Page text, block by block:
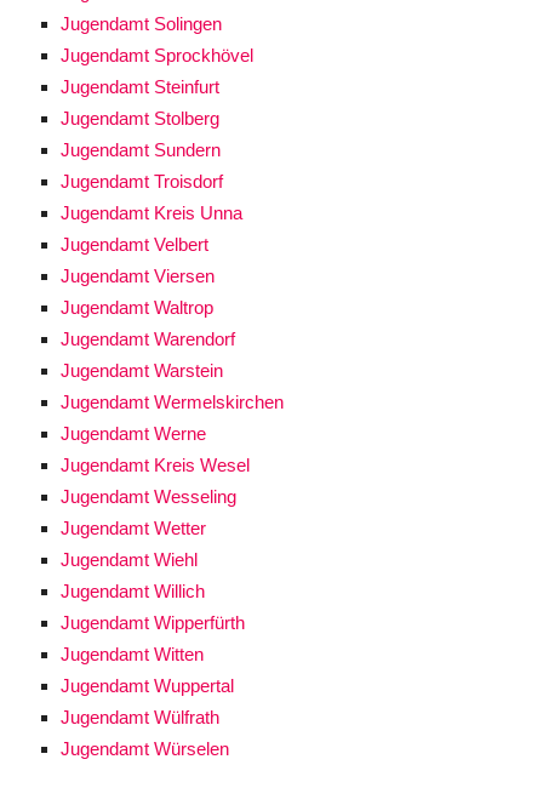
Jugendamt Solingen
Jugendamt Sprockhövel
Jugendamt Steinfurt
Jugendamt Stolberg
Jugendamt Sundern
Jugendamt Troisdorf
Jugendamt Kreis Unna
Jugendamt Velbert
Jugendamt Viersen
Jugendamt Waltrop
Jugendamt Warendorf
Jugendamt Warstein
Jugendamt Wermelskirchen
Jugendamt Werne
Jugendamt Kreis Wesel
Jugendamt Wesseling
Jugendamt Wetter
Jugendamt Wiehl
Jugendamt Willich
Jugendamt Wipperfürth
Jugendamt Witten
Jugendamt Wuppertal
Jugendamt Wülfrath
Jugendamt Würselen